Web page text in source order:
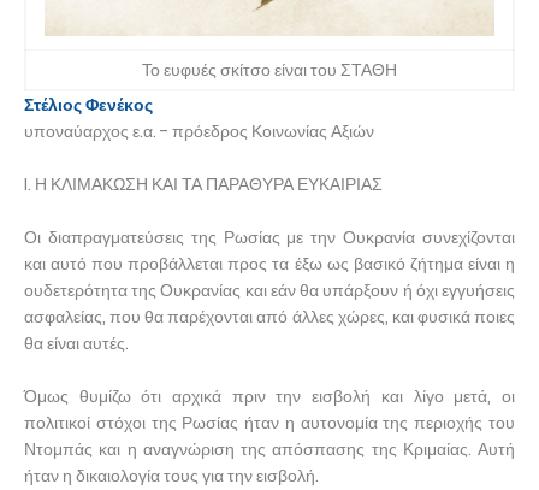
Το ευφυές σκίτσο είναι του ΣΤΑΘΗ
Στέλιος Φενέκος
υποναύαρχος ε.α. - πρόεδρος Κοινωνίας Αξιών
I. Η ΚΛΙΜΑΚΩΣΗ ΚΑΙ ΤΑ ΠΑΡΑΘΥΡΑ ΕΥΚΑΙΡΙΑΣ
Οι διαπραγματεύσεις της Ρωσίας με την Ουκρανία συνεχίζονται
και αυτό που προβάλλεται προς τα έξω ως βασικό ζήτημα είναι η
ουδετερότητα της Ουκρανίας και εάν θα υπάρξουν ή όχι εγγυήσεις
ασφαλείας, που θα παρέχονται από άλλες χώρες, και φυσικά ποιες
θα είναι αυτές.
Όμως θυμίζω ότι αρχικά πριν την εισβολή και λίγο μετά, οι
πολιτικοί στόχοι της Ρωσίας ήταν η αυτονομία της περιοχής του
Ντομπάς και η αναγνώριση της απόσπασης της Κριμαίας. Αυτή
ήταν η δικαιολογία τους για την εισβολή.